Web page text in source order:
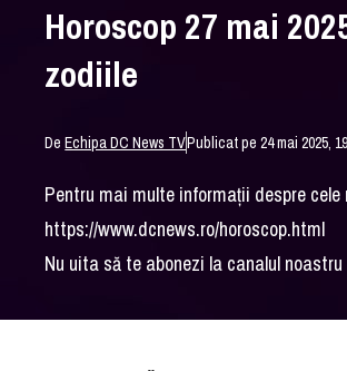
Horoscop 27 mai
zodiile
DeEchipa DC News TVPublicat pe 24 mai 2025,
Pentru mai multe informații despre
https://www.dcnews.ro/horoscop.html
Nu uita să te abonezi la canalul